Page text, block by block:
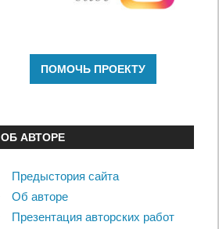
ОБ АВТОРЕ
Предыстория сайта
Об авторе
Презентация авторских работ